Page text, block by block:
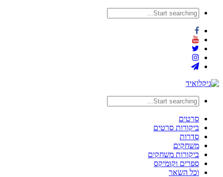
סרטים
ביקורות סרטים
סדרות
משחקים
ביקורות משחקים
ספרים וקומיקס
וכל השאר